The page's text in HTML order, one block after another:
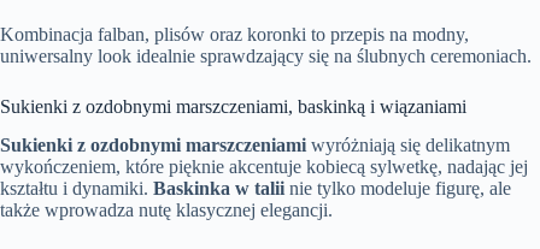
Kombinacja falban, plisów oraz koronki to przepis na modny,
uniwersalny look idealnie sprawdzający się na ślubnych ceremoniach.
Sukienki z ozdobnymi marszczeniami, baskinką i wiązaniami
Sukienki z ozdobnymi marszczeniami wyróżniają się delikatnym
wykończeniem, które pięknie akcentuje kobiecą sylwetkę, nadając jej
kształtu i dynamiki. Baskinka w talii nie tylko modeluje figurę, ale
także wprowadza nutę klasycznej elegancji.